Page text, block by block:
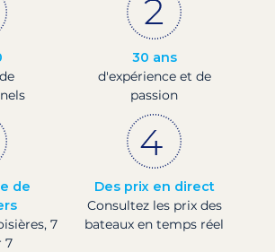
30 ans
d'expérience et de
passion
de
7
7
Des prix en direct
Consultez les prix des
bateaux en temps réel